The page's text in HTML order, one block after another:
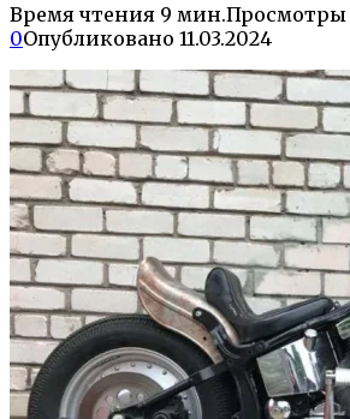
Время чтения 9 мин.Просмотры
0Опубликовано 11.03.2024